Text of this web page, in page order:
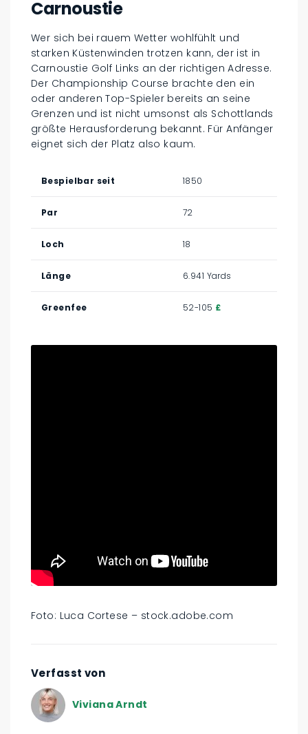
Carnoustie
Wer sich bei rauem Wetter wohlfühlt und
starken Küstenwinden trotzen kann, der ist in
Carnoustie Golf Links an der richtigen Adresse.
Der Championship Course brachte den ein
oder anderen Top-Spieler bereits an seine
Grenzen und ist nicht umsonst als Schottlands
größte Herausforderung bekannt. Für Anfänger
eignet sich der Platz also kaum.
Bespielbar seit 1850
Par 72
Loch 18
Länge 6.941 Yards
Greenfee 52-105 £
Foto: Luca Cortese – stock.adobe.com
Verfasst von
Viviana Arndt